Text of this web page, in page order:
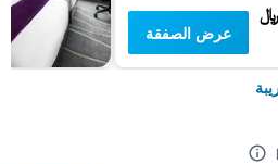
عرض الصفقة